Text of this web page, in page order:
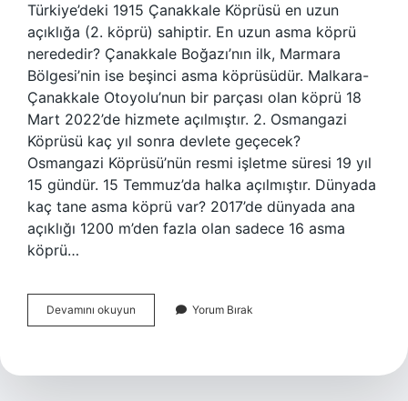
Türkiye’deki 1915 Çanakkale Köprüsü en uzun
açıklığa (2. köprü) sahiptir. En uzun asma köprü
nerededir? Çanakkale Boğazı’nın ilk, Marmara
Bölgesi’nin ise beşinci asma köprüsüdür. Malkara-
Çanakkale Otoyolu’nun bir parçası olan köprü 18
Mart 2022’de hizmete açılmıştır. 2. Osmangazi
Köprüsü kaç yıl sonra devlete geçecek?
Osmangazi Köprüsü’nün resmi işletme süresi 19 yıl
15 gündür. 15 Temmuz’da halka açılmıştır. Dünyada
kaç tane asma köprü var? 2017’de dünyada ana
açıklığı 1200 m’den fazla olan sadece 16 asma
köprü…
Devamını okuyun Osmangazi
Köprüsü
Yorum Bırak